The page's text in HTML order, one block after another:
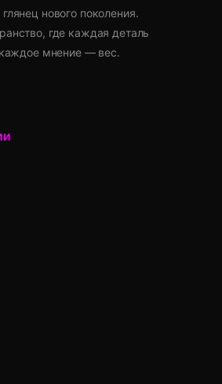
нового поколения.
где каждая деталь
мнение — вес.